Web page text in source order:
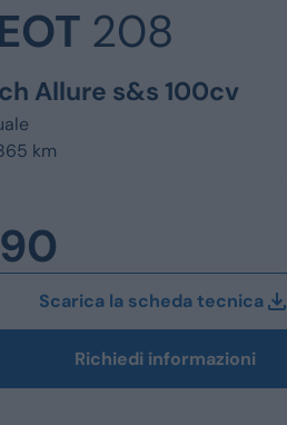
€ 35.000 208
Allure s&s 100cv
km
Scarica la scheda tecnica
Richiedi informazioni